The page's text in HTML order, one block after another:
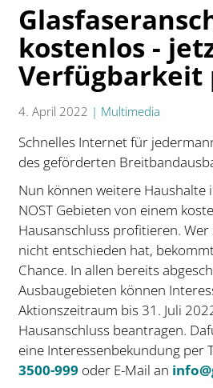
kostenlos -
Verfügbarkeit
4. April 2022 | Multimedia
Schnelles Internet für
des geförderten
Nun können weitere Haushalte
NOST Gebieten von einem
Hausanschluss profitieren.
nicht entschieden hat,
Chance. In allen bereits
Ausbaugebieten können
Aktionszeitraum bis 31. Juli
Hausanschluss beantragen.
eine Interessenbekundung per
3500-999 oder E-Mail an